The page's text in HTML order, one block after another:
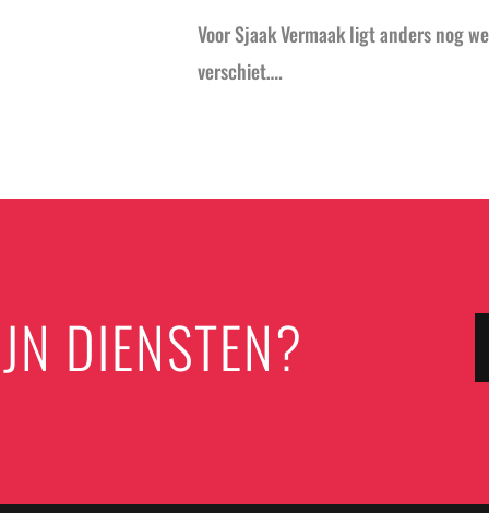
Voor Sjaak Vermaak ligt anders nog
verschiet….
DIENSTEN?